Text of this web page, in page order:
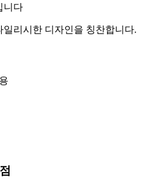
니다
리시한 디자인을 칭찬합니다.